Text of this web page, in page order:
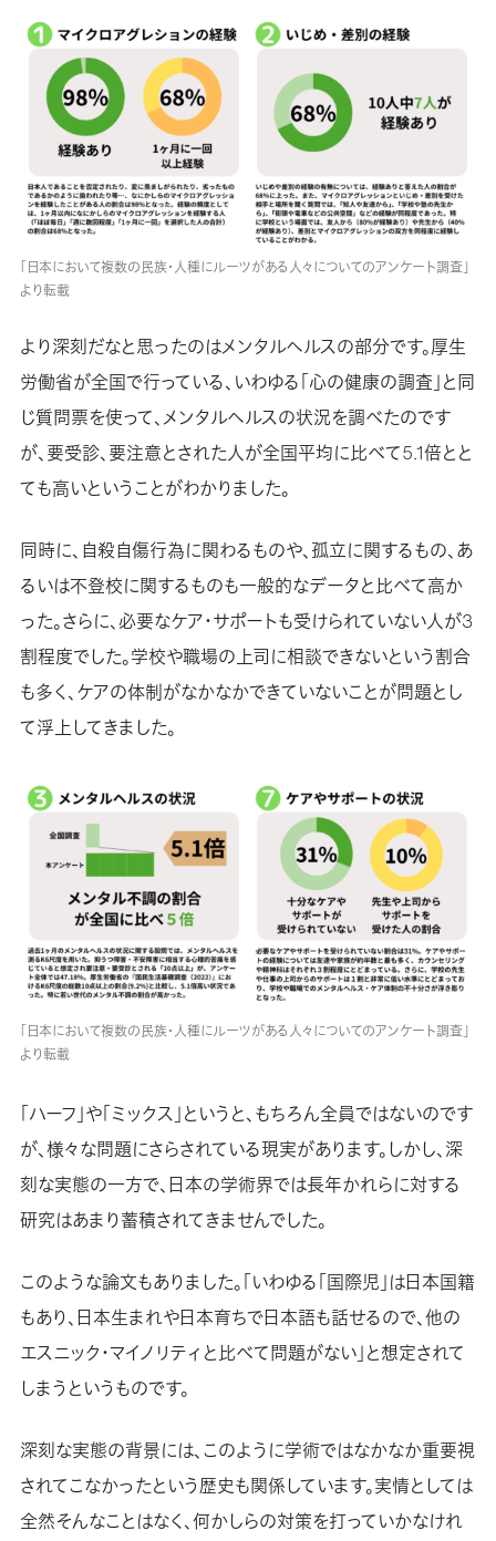
「日本において複数の民族・人種にルーツがある人々についてのアンケート調査」
より転載
より深刻だなと思ったのはメンタルヘルスの部分です。厚生
労働省が全国で行っている、いわゆる「心の健康の調査」と同
じ質問票を使って、メンタルヘルスの状況を調べたのです
が、要受診、要注意とされた人が全国平均に比べて5.1倍とと
ても高いということがわかりました。
同時に、自殺自傷行為に関わるものや、孤立に関するもの、あ
るいは不登校に関するものも一般的なデータと比べて高か
った。さらに、必要なケア・サポートも受けられていない人が3
割程度でした。学校や職場の上司に相談できないという割合
も多く、ケアの体制がなかなかできていないことが問題とし
て浮上してきました。
「日本において複数の民族・人種にルーツがある人々についてのアンケート調査」
より転載
「ハーフ」や「ミックス」というと、もちろん全員ではないのです
が、様々な問題にさらされている現実があります。しかし、深
刻な実態の一方で、日本の学術界では長年かれらに対する
研究はあまり蓄積されてきませんでした。
このような論文もありました。「いわゆる「国際児」は日本国籍
もあり、日本生まれや日本育ちで日本語も話せるので、他の
エスニック・マイノリティと比べて問題がない」と想定されて
しまうというものです。
深刻な実態の背景には、このように学術ではなかなか重要視
されてこなかったという歴史も関係しています。実情としては
全然そんなことはなく、何かしらの対策を打っていかなけれ